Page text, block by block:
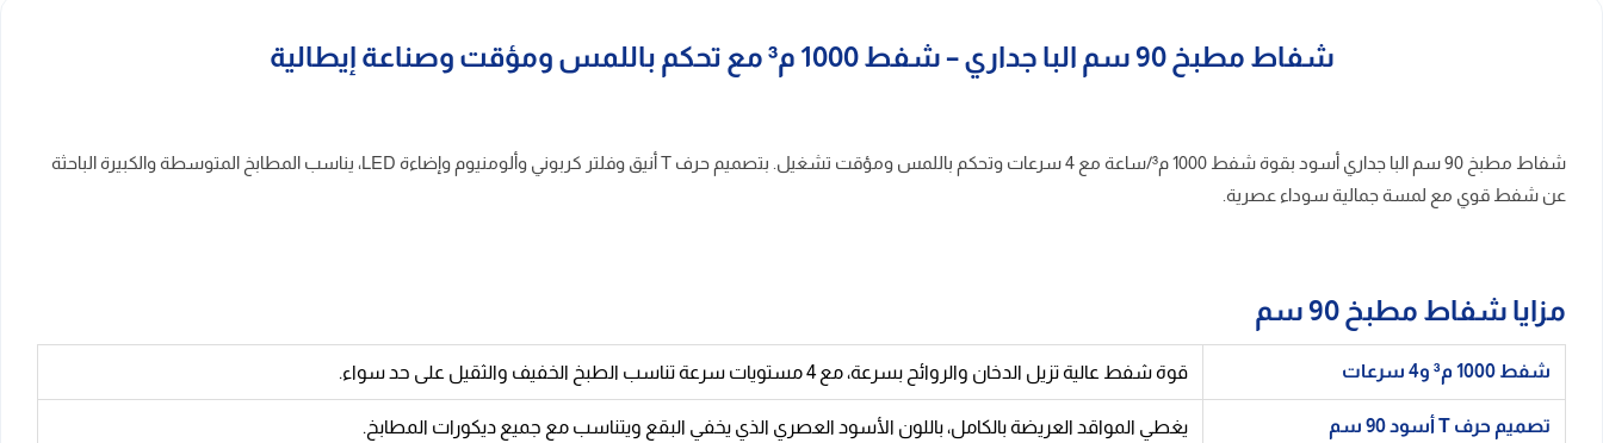
شفاط مطبخ 90 سم البا جداري – شفط 1000 م³ مع تحكم باللمس ومؤقت وصناعة إيطالية
شفاط مطبخ 90 سم البا جداري أسود بقوة شفط 1000 م³/ساعة مع 4 سرعات وتحكم باللمس ومؤقت تشغيل. بتصميم حرف T أنيق وفلتر كربوني وألومنيوم وإضاءة LED، يناسب المطابخ المتوسطة والكبيرة الباحثة
عن شفط قوي مع لمسة جمالية سوداء عصرية.
مزايا شفاط مطبخ 90 سم
شفط 1000 م³ و4 سرعات قوة شفط عالية تزيل الدخان والروائح بسرعة، مع 4 مستويات سرعة تناسب الطبخ الخفيف والثقيل على حد سواء.
تصميم حرف T أسود 90 سم يغطي المواقد العريضة بالكامل، باللون الأسود العصري الذي يخفي البقع ويتناسب مع جميع ديكورات المطابخ.